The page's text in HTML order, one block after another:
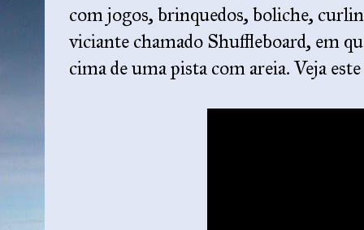
com jogos, brinquedos, boliche,
viciante chamado Shuffleboard, em
cima de uma pista com areia. Veja